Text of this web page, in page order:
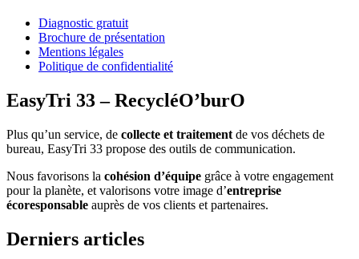
Diagnostic gratuit
Brochure de présentation
Mentions légales
Politique de confidentialité
EasyTri 33 – RecycléO’burO
Plus qu’un service, de collecte et traitement de vos déchets de
bureau, EasyTri 33 propose des outils de communication.
Nous favorisons la cohésion d’équipe grâce à votre engagement
pour la planète, et valorisons votre image d’entreprise
écoresponsable auprès de vos clients et partenaires.
Derniers articles